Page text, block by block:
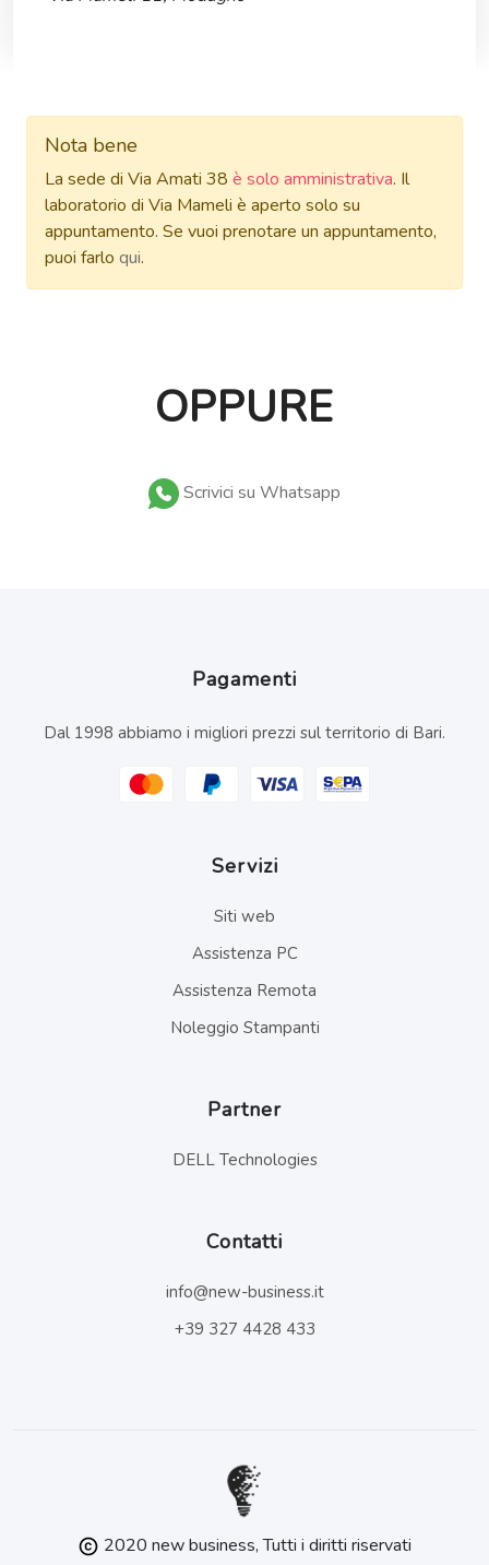
Nota bene
La sede di Via Amati 38 è solo amministrativa. Il
laboratorio di Via Mameli è aperto solo su
appuntamento. Se vuoi prenotare un appuntamento,
puoi farlo qui.
OPPURE
Scrivici su Whatsapp
Pagamenti
Dal 1998 abbiamo i migliori prezzi sul territorio di Bari.
Servizi
Siti web
Assistenza PC
Assistenza Remota
Noleggio Stampanti
Partner
DELL Technologies
Contatti
info@new-business.it
+39 327 4428 433
2020 new business, Tutti i diritti riservati